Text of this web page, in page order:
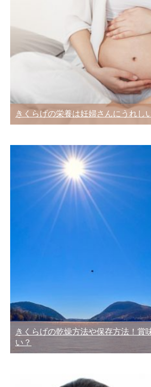
きくらげの栄養は妊婦さんにうれし
きくらげの乾燥方法や保存方法！賞
い？